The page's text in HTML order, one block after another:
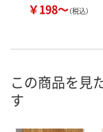
￥198～（税込）
この商品を見
す